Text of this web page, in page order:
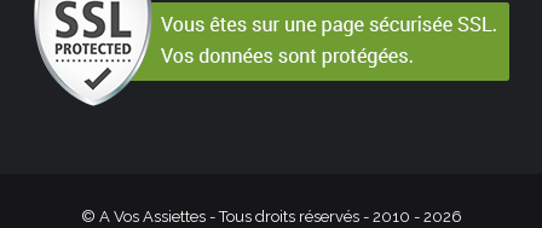
© A Vos Assiettes - Tous droits réservés - 2010 - 2026